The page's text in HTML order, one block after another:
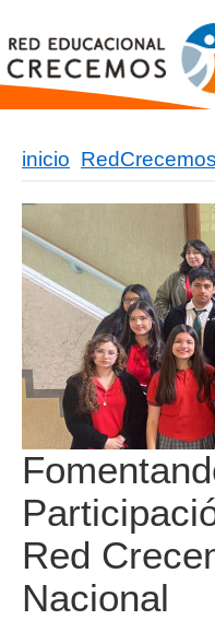
inicio RedCrecemos
Red
Nacional